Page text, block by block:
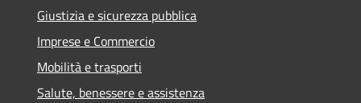
Giustizia e sicurezza pubblica
Imprese e Commercio
Mobilità e trasporti
Salute, benessere e assistenza